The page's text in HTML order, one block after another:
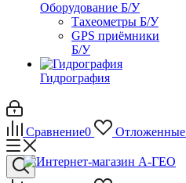
Оборудование Б/У
Тахеометры Б/У
GPS приёмники
Б/У
Гидрография
Сравнение0 Отложенные